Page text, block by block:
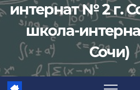
интернат № 2 г.
школа-
Сочи)